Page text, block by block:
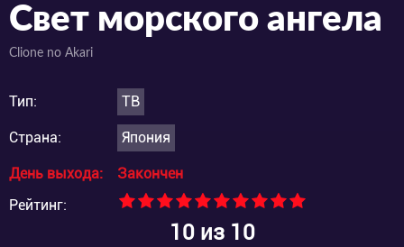
Свет морского ангела
Clione no Akari
Тип: ТВ
Страна: Япония
День выхода:
Закончен
Рейтинг:
10из 10